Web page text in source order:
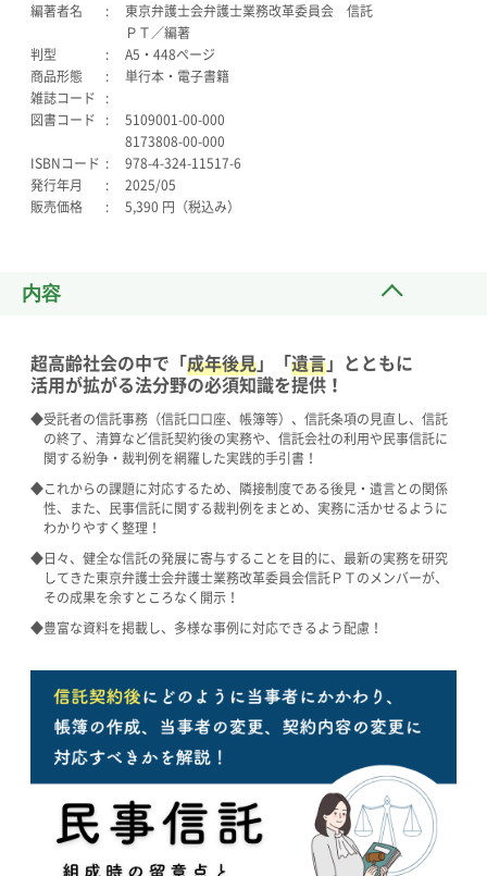
編著者名
東京弁護士会弁護士業務改革委員会 信託
ＰＴ／編著
判型
A5・448ページ
商品形態
単行本・電子書籍
雑誌コード
図書コード
5109001-00-000
8173808-00-000
ISBNコード
978-4-324-11517-6
発行年月
2025/05
販売価格
5,390 円（税込み）
内容
超高齢社会の中で「成年後見」「遺言」とともに
活用が拡がる法分野の必須知識を提供！
◆受託者の信託事務（信託口口座、帳簿等）、信託条項の見直し、信託
の終了、清算など信託契約後の実務や、信託会社の利用や民事信託に
関する紛争・裁判例を網羅した実践的手引書！
◆これからの課題に対応するため、隣接制度である後見・遺言との関係
性、また、民事信託に関する裁判例をまとめ、実務に活かせるように
わかりやすく整理！
◆日々、健全な信託の発展に寄与することを目的に、最新の実務を研究
してきた東京弁護士会弁護士業務改革委員会信託ＰＴのメンバーが、
その成果を余すところなく開示！
◆豊富な資料を掲載し、多様な事例に対応できるよう配慮！